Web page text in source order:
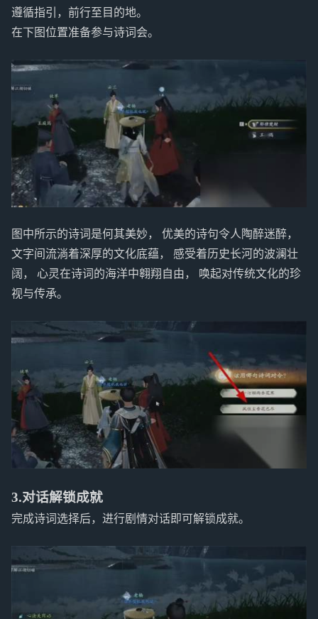
遵循指引，前行至目的地。
在下图位置准备参与诗词会。
图中所示的诗词是何其美妙， 优美的诗句令人陶醉迷醉，
文字间流淌着深厚的文化底蕴， 感受着历史长河的波澜壮
阔， 心灵在诗词的海洋中翱翔自由， 唤起对传统文化的珍
视与传承。
3.对话解锁成就
完成诗词选择后，进行剧情对话即可解锁成就。